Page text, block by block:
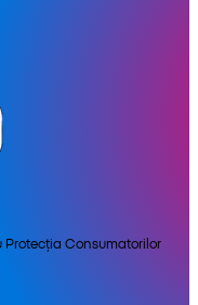
Consumatorilor